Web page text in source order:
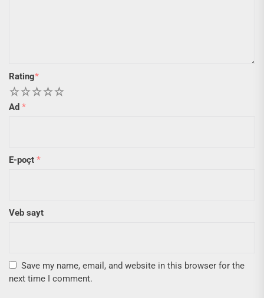
Rating*
5
4
3
2
Ad *
E-poçt *
Veb sayt
Save my name, email, and website in this browser for the
next time I comment.